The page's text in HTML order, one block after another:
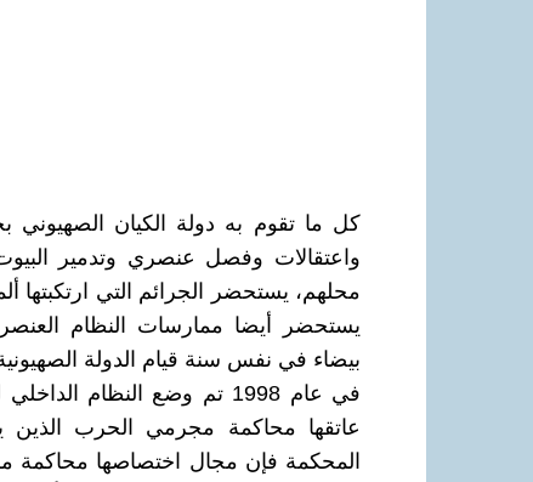
كل ما تقوم به دولة الكيان
واعتقالات وفصل عنصري وتدمير
محلهم، يستحضر الجرائم التي ارتكبتها
يستحضر أيضا ممارسات النظام
بيضاء في نفس سنة قيام الدولة
في عام 1998 تم وضع النظام
عاتقها محاكمة مجرمي الحرب الذين
المحكمة فإن مجال اختصاصها محاكمة